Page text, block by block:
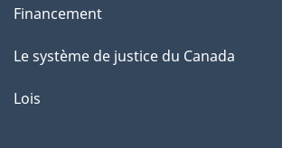
Financement
Le système de justice du Canada
Lois